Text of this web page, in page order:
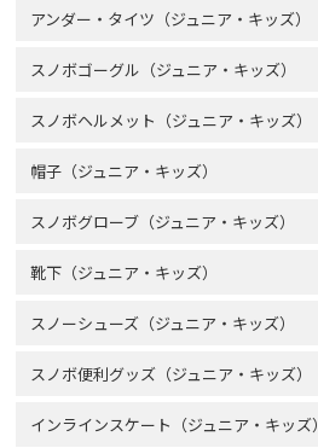
アンダー・タイツ（ジュニア・キッズ）
スノボゴーグル（ジュニア・キッズ）
スノボヘルメット（ジュニア・キッズ）
帽子（ジュニア・キッズ）
スノボグローブ（ジュニア・キッズ）
靴下（ジュニア・キッズ）
スノーシューズ（ジュニア・キッズ）
スノボ便利グッズ（ジュニア・キッズ）
インラインスケート（ジュニア・キッズ）